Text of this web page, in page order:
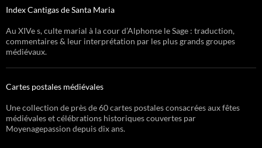
Index Cantigas de Santa Maria
Au XIVe s, culte marial à la cour d’Alphonse le Sage : traduction,
commentaires & leur interprétation par les plus grands groupes
médiévaux.
Cartes postales médiévales
Une collection de près de 60 cartes postales consacrées aux fêtes
médiévales et célébrations historiques couvertes par
Moyenagepassion depuis dix ans.